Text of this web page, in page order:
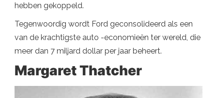
hebben gekoppeld.
Tegenwoordig wordt Ford geconsolideerd als een
van de krachtigste auto -economieën ter wereld, die
meer dan 7 miljard dollar per jaar beheert.
Margaret Thatcher